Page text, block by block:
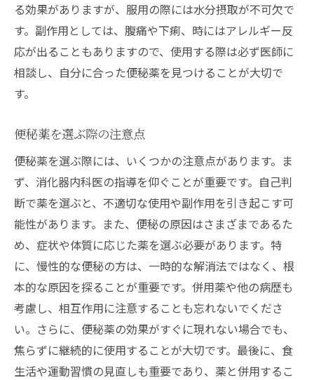
る効果がありますが、服用の際には水分摂取が不可欠で
す。副作用としては、腹痛や下痢、時にはアレルギー反
応が出ることもありますので、使用する際は必ず医師に
相談し、自分に合った便秘薬を見つけることが大切で
す。
便秘薬を選ぶ際の注意点
便秘薬を選ぶ際には、いくつかの注意点があります。ま
ず、消化器内科医の指導を仰ぐことが重要です。自己判
断で薬を選ぶと、不適切な使用や副作用を引き起こす可
能性があります。また、便秘の原因はさまざまであるた
め、症状や体質に応じた薬を選ぶ必要があります。特
に、慢性的な便秘の方は、一時的な解消法ではなく、根
本的な原因を探ることが重要です。併用薬や他の病歴も
考慮し、相互作用に注意することも忘れないでくださ
い。さらに、便秘薬の効果がすぐに現れない場合でも、
焦らずに継続的に使用することが大切です。最後に、食
生活や運動習慣の見直しも重要であり、薬と併用するこ